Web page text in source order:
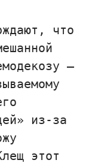
что
—
из-за
этот